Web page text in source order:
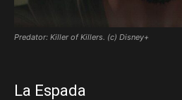
Predator: Killer of Killers. (c) Disney+
La Espada